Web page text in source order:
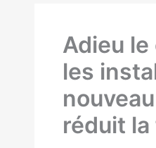
Adieu
les
réduit